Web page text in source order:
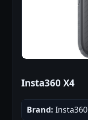
Insta360 X4
Brand: Insta360